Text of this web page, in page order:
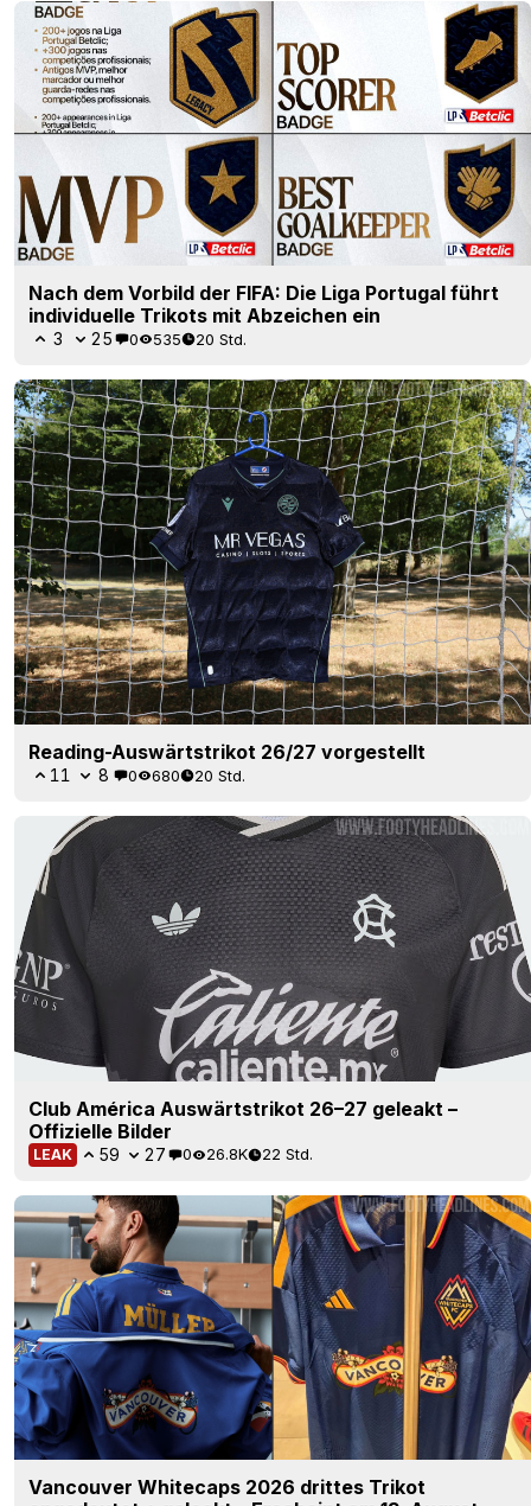
Nach dem Vorbild der FIFA: Die Liga Portugal führt
individuelle Trikots mit Abzeichen ein
3 25 0 535 20 Std.
Reading-Auswärtstrikot 26/27 vorgestellt
11 8 0 680 20 Std.
Club América Auswärtstrikot 26–27 geleakt –
Offizielle Bilder
LEAK 59 27 0 26.8K 22 Std.
Vancouver Whitecaps 2026 drittes Trikot